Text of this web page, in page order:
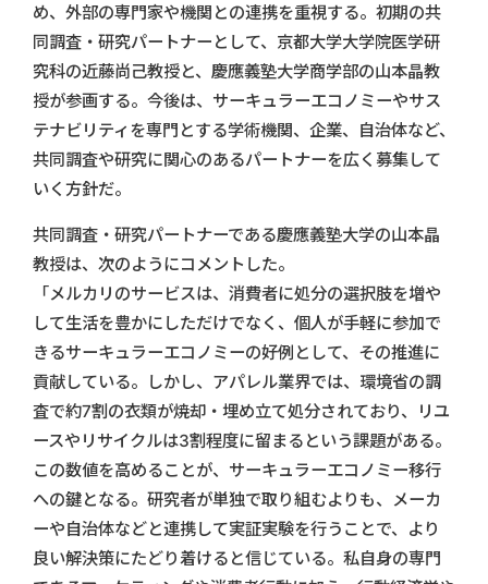
め、外部の専門家や機関との連携を重視する。初期の共
同調査・研究パートナーとして、京都大学大学院医学研
究科の近藤尚己教授と、慶應義塾大学商学部の山本晶教
授が参画する。今後は、サーキュラーエコノミーやサス
テナビリティを専門とする学術機関、企業、自治体など、
共同調査や研究に関心のあるパートナーを広く募集して
いく方針だ。
共同調査・研究パートナーである慶應義塾大学の山本晶
教授は、次のようにコメントした。
「メルカリのサービスは、消費者に処分の選択肢を増や
して生活を豊かにしただけでなく、個人が手軽に参加で
きるサーキュラーエコノミーの好例として、その推進に
貢献している。しかし、アパレル業界では、環境省の調
査で約7割の衣類が焼却・埋め立て処分されており、リユ
ースやリサイクルは3割程度に留まるという課題がある。
この数値を高めることが、サーキュラーエコノミー移行
への鍵となる。研究者が単独で取り組むよりも、メーカ
ーや自治体などと連携して実証実験を行うことで、より
良い解決策にたどり着けると信じている。私自身の専門